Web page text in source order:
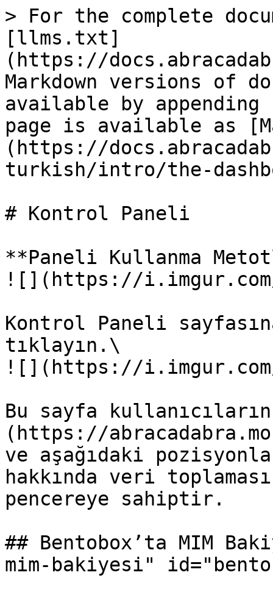
> For the complete
[llms.txt]
(https://
Markdown versions of
available by
page is available as
(https://
turkish/intro/the-
# Kontrol Paneli
**Paneli Kullanma
![](https://i.imgur.com/
Kontrol Paneli
tıklayın.\
![](https://i.imgur.com/
Bu sayfa
(https://
ve aşağıdaki
hakkında veri
pencereye sahiptir.
## Bentobox’ta MIM
mim-bakiyesi"